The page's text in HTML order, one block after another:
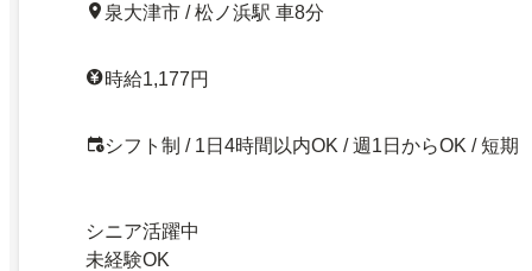
泉大津市 / 松ノ浜駅 車8分
時給1,177円
シフト制 / 1日4時間以内OK / 週1日からOK / 短期
シニア活躍中
未経験OK